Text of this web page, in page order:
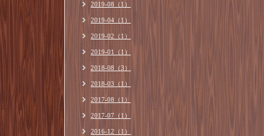
2019-08（1）
2019-04（1）
2019-02（1）
2019-01（1）
2018-08（3）
2018-03（1）
2017-08（1）
2017-07（1）
2016-12（1）